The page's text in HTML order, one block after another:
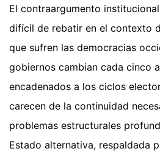
El contraargumento
difícil de rebatir en el contexto
que sufren las democracias
gobiernos cambian cada cinco
encadenados a los ciclos
carecen de la continuidad
problemas estructurales
Estado alternativa, respaldada